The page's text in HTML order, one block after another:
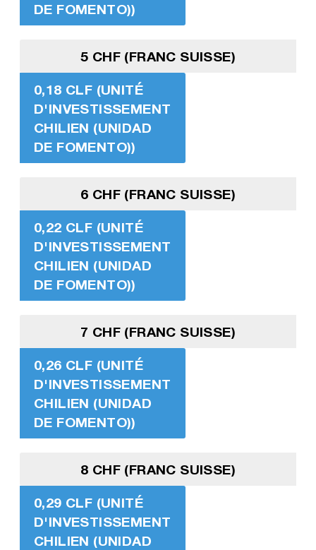
DE FOMENTO))
5 CHF (FRANC SUISSE)
0,18 CLF (UNITÉ
D'INVESTISSEMENT
CHILIEN (UNIDAD
DE FOMENTO))
6 CHF (FRANC SUISSE)
0,22 CLF (UNITÉ
D'INVESTISSEMENT
CHILIEN (UNIDAD
DE FOMENTO))
7 CHF (FRANC SUISSE)
0,26 CLF (UNITÉ
D'INVESTISSEMENT
CHILIEN (UNIDAD
DE FOMENTO))
8 CHF (FRANC SUISSE)
0,29 CLF (UNITÉ
D'INVESTISSEMENT
CHILIEN (UNIDAD